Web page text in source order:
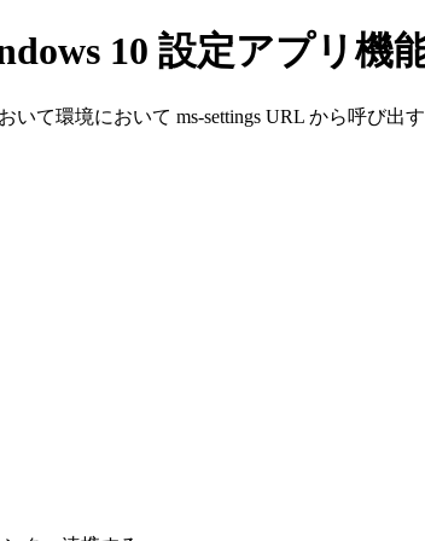
10 設定アプリ機
いて環境において ms-settings URL から呼び